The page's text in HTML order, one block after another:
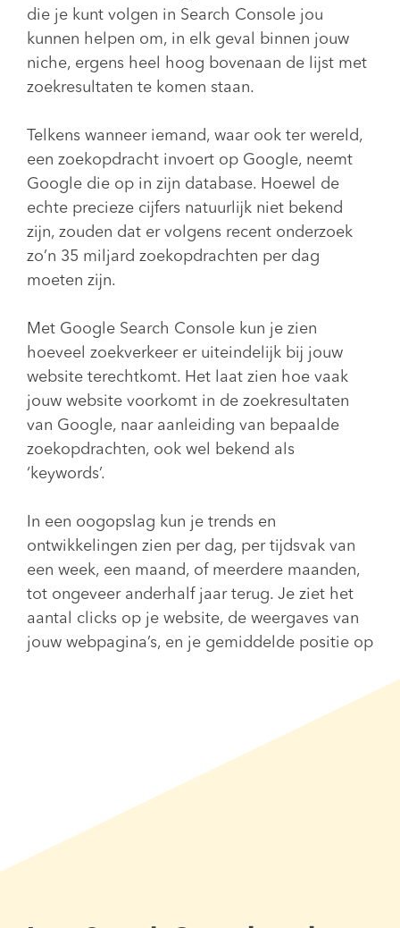
die je kunt volgen in Search Console jou
kunnen helpen om, in elk geval binnen jouw
niche, ergens heel hoog bovenaan de lijst met
zoekresultaten te komen staan.
Telkens wanneer iemand, waar ook ter wereld,
een zoekopdracht invoert op Google, neemt
Google die op in zijn database. Hoewel de
echte precieze cijfers natuurlijk niet bekend
zijn, zouden dat er volgens recent onderzoek
zo’n 35 miljard zoekopdrachten per dag
moeten zijn.
Met Google Search Console kun je zien
hoeveel zoekverkeer er uiteindelijk bij jouw
website terechtkomt. Het laat zien hoe vaak
jouw website voorkomt in de zoekresultaten
van Google, naar aanleiding van bepaalde
zoekopdrachten, ook wel bekend als
‘keywords’.
In een oogopslag kun je trends en
ontwikkelingen zien per dag, per tijdsvak van
een week, een maand, of meerdere maanden,
tot ongeveer anderhalf jaar terug. Je ziet het
aantal clicks op je website, de weergaves van
jouw webpagina’s, en je gemiddelde positie op